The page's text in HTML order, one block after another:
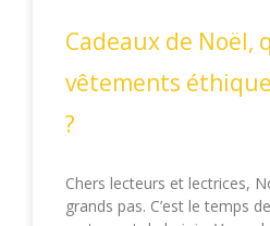
Cadeaux de Noël,
vêtements
?
Chers lecteurs et lectrices,
grands pas. C’est le temps